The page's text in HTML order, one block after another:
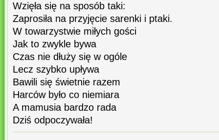
Wzięła się na sposób taki:
Zaprosiła na przyjęcie sarenki i ptaki.
W towarzystwie miłych gości
Jak to zwykle bywa
Czas nie dłuży się w ogóle
Lecz szybko upływa
Bawili się świetnie razem
Harców było co niemiara
A mamusia bardzo rada
Dziś odpoczywała!